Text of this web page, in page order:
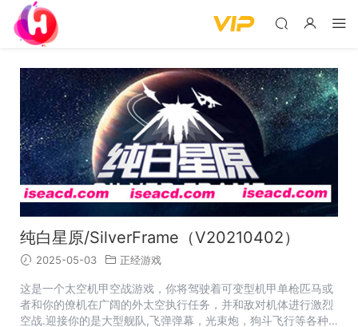
纯白星原/SilverFrame（V20210402）
2025-05-03 正经游戏
这是一个太空机甲空战游戏，你将驾驶着可变型机甲单枪匹马或
者和你的僚机在广阔的外太空执行任务，并和敌对机体进行激烈
空战.迎接你的是大型舰队,飞弹弹幕，光束炮，狗斗飞行等各种